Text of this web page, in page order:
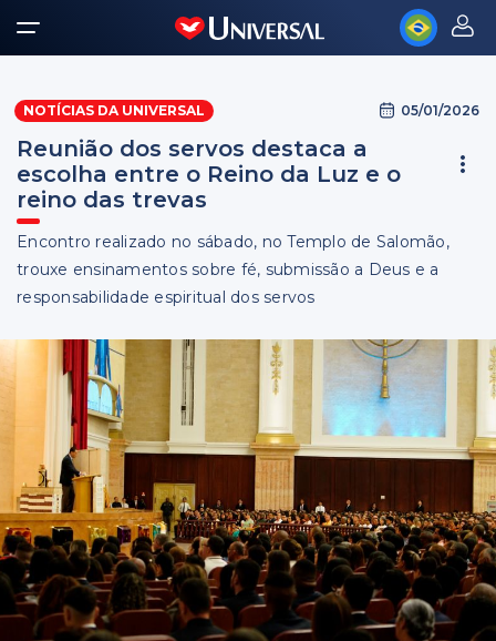
NOTÍCIAS DA UNIVERSAL 05/01/2026
Reunião dos servos destaca a
escolha entre o Reino da Luz e o
reino das trevas
Encontro realizado no sábado, no Templo de Salomão,
trouxe ensinamentos sobre fé, submissão a Deus e a
responsabilidade espiritual dos servos